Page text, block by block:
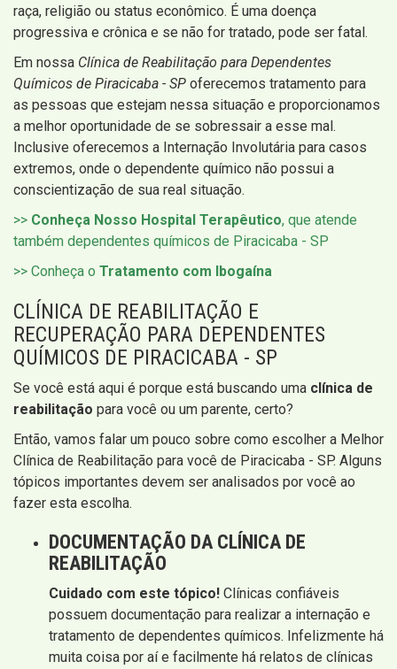
raça, religião ou status econômico. É uma doença
progressiva e crônica e se não for tratado, pode ser fatal.
Em nossa Clínica de Reabilitação para Dependentes
Químicos de Piracicaba - SP oferecemos tratamento para
as pessoas que estejam nessa situação e proporcionamos
a melhor oportunidade de se sobressair a esse mal.
Inclusive oferecemos a Internação Involutária para casos
extremos, onde o dependente químico não possui a
conscientização de sua real situação.
>> Conheça Nosso Hospital Terapêutico, que atende
também dependentes químicos de Piracicaba - SP
>> Conheça o Tratamento com Ibogaína
CLÍNICA DE REABILITAÇÃO E
RECUPERAÇÃO PARA DEPENDENTES
QUÍMICOS DE PIRACICABA - SP
Se você está aqui é porque está buscando uma clínica de
reabilitação para você ou um parente, certo?
Então, vamos falar um pouco sobre como escolher a Melhor
Clínica de Reabilitação para você de Piracicaba - SP. Alguns
tópicos importantes devem ser analisados por você ao
fazer esta escolha.
DOCUMENTAÇÃO DA CLÍNICA DE
REABILITAÇÃO
Cuidado com este tópico! Clínicas confiáveis
possuem documentação para realizar a internação e
tratamento de dependentes químicos. Infelizmente há
muita coisa por aí e facilmente há relatos de clínicas